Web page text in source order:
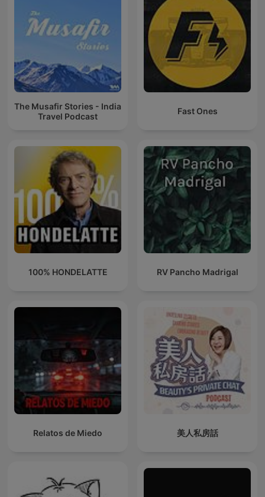
The Musafir Stories - India
Travel Podcast
Fast Ones
100% HONDELATTE RV Pancho Madrigal
Relatos de Miedo 美人私房話